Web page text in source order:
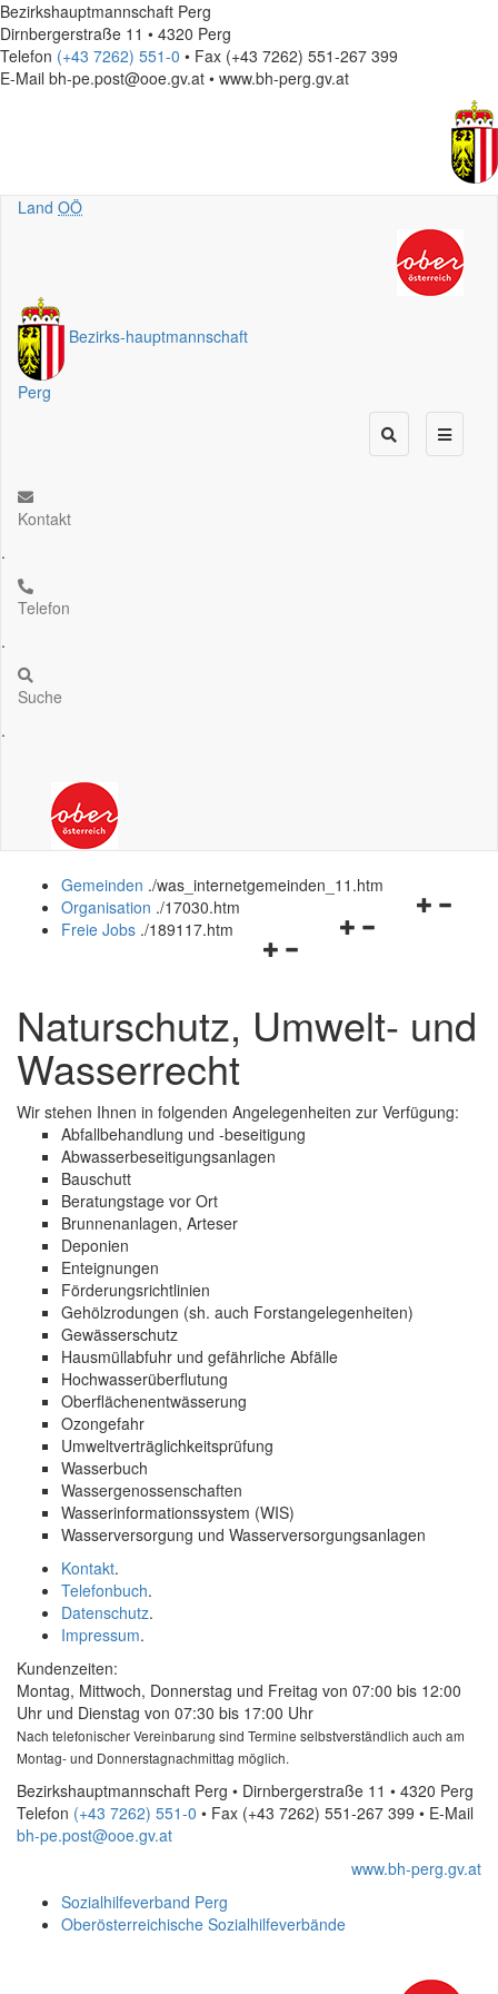
Bezirkshauptmannschaft Perg
Dirnbergerstraße 11 • 4320 Perg
Telefon (+43 7262) 551-0 • Fax (+43 7262) 551-267 399
E-Mail bh-pe.post@ooe.gv.at • www.bh-perg.gv.at
Land OÖ
Bezirks-hauptmannschaft
Perg
Kontakt
.
Telefon
.
Suche
.
Gemeinden ./was_internetgemeinden_11.htm
Navigationsmenü
Organisation ./17030.htm
Navigationsmenü
schließen
Freie Jobs ./189117.htm
Naturschutz, Umwelt- und
Wasserrecht
Wir stehen Ihnen in folgenden Angelegenheiten zur Verfügung:
Abfallbehandlung und -beseitigung
Abwasserbeseitigungsanlagen
Bauschutt
Beratungstage vor Ort
Brunnenanlagen, Arteser
Deponien
Enteignungen
Förderungsrichtlinien
Gehölzrodungen (sh. auch Forstangelegenheiten)
Gewässerschutz
Hausmüllabfuhr und gefährliche Abfälle
Hochwasserüberflutung
Oberflächenentwässerung
Ozongefahr
Umweltverträglichkeitsprüfung
Wasserbuch
Wassergenossenschaften
Wasserinformationssystem (WIS)
Wasserversorgung und Wasserversorgungsanlagen
Kontakt.
Telefonbuch.
Datenschutz.
Impressum.
Kundenzeiten:
Montag, Mittwoch, Donnerstag und Freitag von 07:00 bis 12:00
Uhr und Dienstag von 07:30 bis 17:00 Uhr
Nach telefonischer Vereinbarung sind Termine selbstverständlich auch am
Montag- und Donnerstagnachmittag möglich.
Bezirkshauptmannschaft Perg • Dirnbergerstraße 11 • 4320 Perg
Telefon (+43 7262) 551-0 • Fax (+43 7262) 551-267 399 • E-Mail
bh-pe.post@ooe.gv.at
www.bh-perg.gv.at
Sozialhilfeverband Perg
Oberösterreichische Sozialhilfeverbände